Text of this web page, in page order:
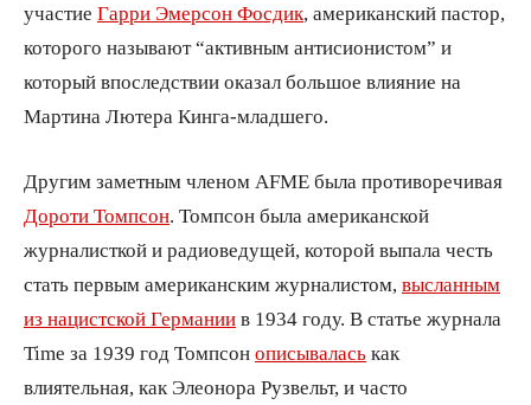
участие Гарри Эмерсон Фосдик , американский пастор,
которого называют “активным антисионистом” и
который впоследствии оказал большое влияние на
Мартина Лютера Кинга-младшего.
Другим заметным членом AFME была противоречивая
Дороти Томпсон . Томпсон была американской
журналисткой и радиоведущей, которой выпала честь
стать первым американским журналистом, высланным
из нацистской Германии в 1934 году. В статье журнала
Time за 1939 год Томпсон описывалась как
влиятельная, как Элеонора Рузвельт, и часто